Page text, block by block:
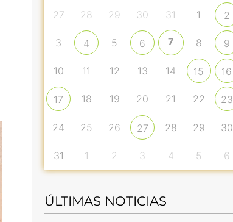
27 28 29 30 31 1 2
3 4 5 6 7 8 9
10 11 12 13 14 15 16
17 18 19 20 21 22 23
24 25 26 27 28 29 30
31 1 2 3 4 5 6
ÚLTIMAS NOTICIAS